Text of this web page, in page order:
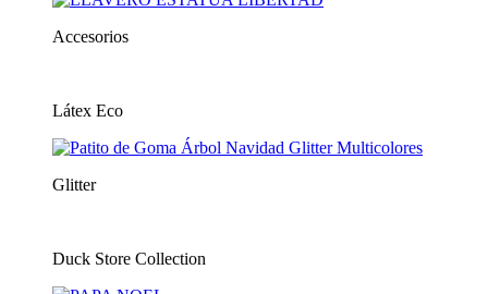
Accesorios
Látex Eco
Glitter
Duck Store Collection